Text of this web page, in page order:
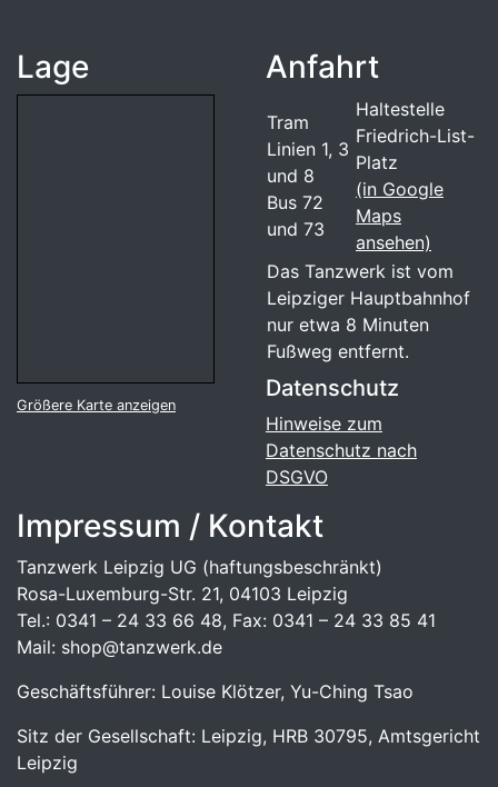
Lage
Größere Karte anzeigen
Anfahrt
Tram
Linien 1, 3
und 8
Bus 72
und 73
Haltestelle
Friedrich-List-
Platz
(in Google
Maps
ansehen)
Das Tanzwerk ist vom
Leipziger Hauptbahnhof
nur etwa 8 Minuten
Fußweg entfernt.
Datenschutz
Hinweise zum
Datenschutz nach
DSGVO
Impressum / Kontakt
Tanzwerk Leipzig UG (haftungsbeschränkt)
Rosa-Luxemburg-Str. 21, 04103 Leipzig
Tel.: 0341 – 24 33 66 48, Fax: 0341 – 24 33 85 41
Mail: shop@tanzwerk.de
Geschäftsführer: Louise Klötzer, Yu-Ching Tsao
Sitz der Gesellschaft: Leipzig, HRB 30795, Amtsgericht
Leipzig